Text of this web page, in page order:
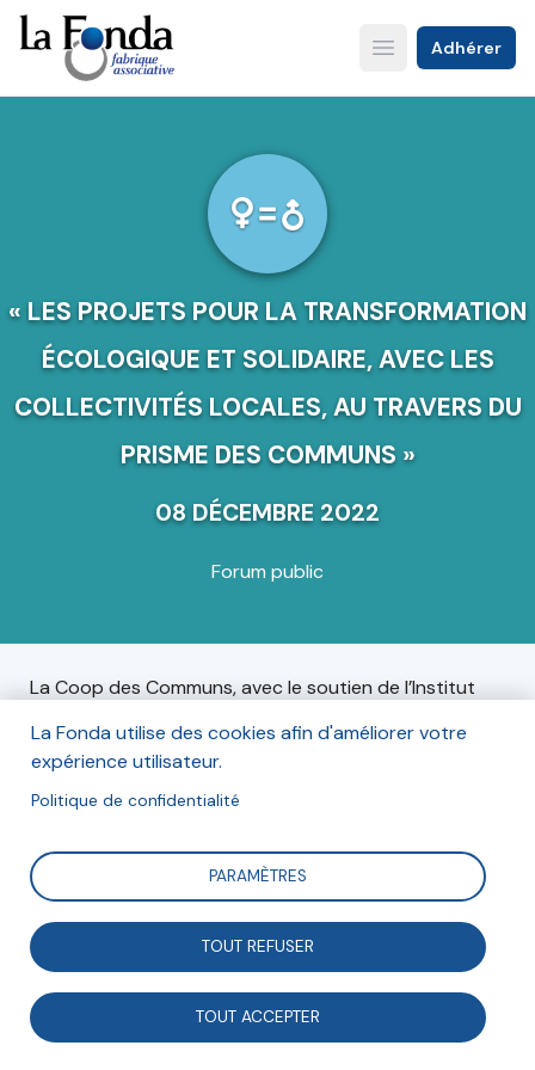
Aller
au
contenu
principal
Open main menu
Adhérer
« LES PROJETS POUR LA TRANSFORMATION
ÉCOLOGIQUE ET SOLIDAIRE, AVEC LES
COLLECTIVITÉS LOCALES, AU TRAVERS DU
PRISME DES COMMUNS »
08 DÉCEMBRE 2022
Forum public
La Coop des Communs, avec le soutien de l’Institut
pendant 18 mois une étude avec de très nombreux
acteur·ice·s engagé·e·s sur les relations entre
communs et collectivités locales. Ils organisent une
programme de travail mené de mai 2021 à décembre
2022, et pour aboutir à des pistes de
recommandations.
Informations
La Fonda utilise des cookies afin d'améliorer votre
expérience utilisateur.
Politique de confidentialité
PARAMÈTRES
TOUT REFUSER
TOUT ACCEPTER